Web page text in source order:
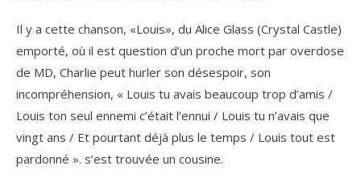
Il y a cette chanson, «Louis», du Alice Glass (Crystal Castle)
emporté, où il est question d’un proche mort par overdose
de MD, Charlie peut hurler son désespoir, son
incompréhension, « Louis tu avais beaucoup trop d’amis /
Louis ton seul ennemi c’était l’ennui / Louis tu n’avais que
vingt ans / Et pourtant déjà plus le temps / Louis tout est
pardonné ». s’est trouvée un cousine.